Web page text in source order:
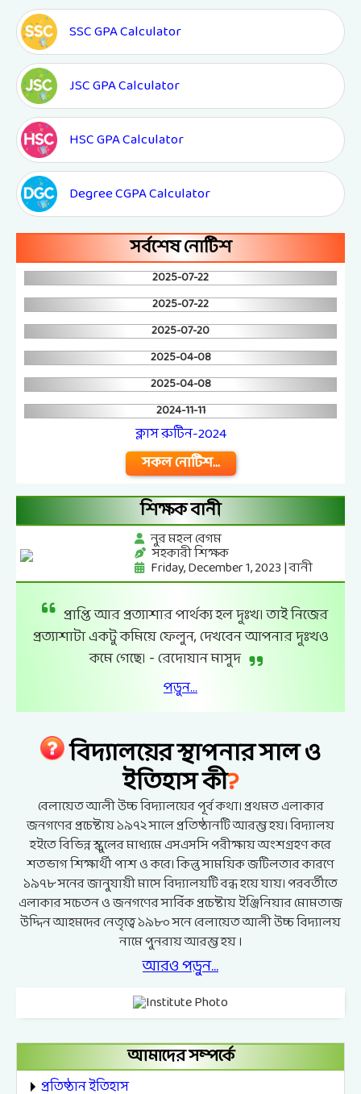
SSC GPA Calculator
JSC GPA Calculator
HSC GPA Calculator
Degree CGPA Calculator
সর্বশেষ নোটিশ
2025-07-22
2025-07-22
2025-07-20
2025-04-08
2025-04-08
2024-11-11
ক্লাস রুটিন-2024
সকল নোটিশ...
শিক্ষক বানী
মো. আমিনুল কবীর
শিক্ষক
Friday, December 1, 2023 | বানী
জীবন হলো পেন্সিলে আঁকা এক ছবির নাম, যার
কোনো অংশ রাবার দিয়ে মুছে ফেলা যায় না। -জন ডব্লু
গার্ডনার
পড়ুন...
বিদ্যালয়ের স্থাপনার সাল ও
ইতিহাস কী?
বেলায়েত আলী উচ্চ বিদ্যালয়ের পূর্ব কথা। প্রথমত এলাকার
জনগণের প্রচেষ্টায় ১৯৭২ সালে প্রতিষ্ঠানটি আরম্ভ হয়। বিদ্যালয়
হইতে বিভিন্ন স্কুলের মাধ্যমে এসএসসি পরীক্ষায় অংশগ্রহণ করে
শতভাগ শিক্ষার্থী পাশ ও করে। কিন্তু সাময়িক জটিলতার কারণে
১৯৭৮ সনের জানুযায়ী মাসে বিদ্যালয়টি বন্ধ হয়ে যায়। পরবর্তীতে
এলাকার সচেতন ও জনগণের সার্বিক প্রচেষ্টায় ইঞ্জিনিয়ার মোমতাজ
উদ্দিন আহমদের নেতৃত্বে ১৯৮০ সনে বেলায়েত আলী উচ্চ বিদ্যালয়
নামে পুনরায় আরম্ভ হয় ।
আরও পড়ুন...
আমাদের সম্পর্কে
প্রতিষ্ঠান ইতিহাস